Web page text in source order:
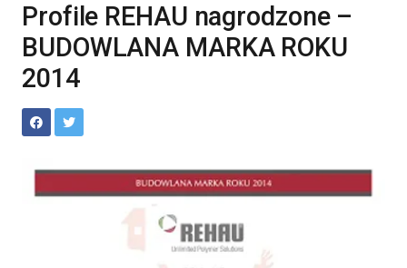
Profile REHAU nagrodzone –
BUDOWLANA MARKA ROKU
2014